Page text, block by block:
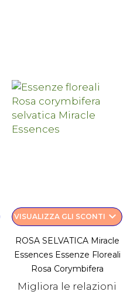
VISUALIZZA GLI SCONTI keyboard_arrow_down
ROSA SELVATICA Miracle
Essences Essenze Floreali
Rosa Corymbifera
Migliora le relazioni